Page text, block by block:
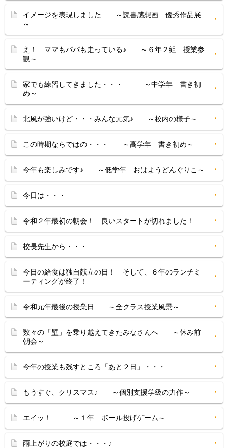
イメージを表現しました ～読書感想画 優秀作品展
～
え！ ママもパパも走っている♪ ～６年２組 授業参
観～
家でも練習してきました・・・ ～中学年 書き初
め～
北風が強いけど・・・みんな元気♪ ～校内の様子～
この時期ならではの・・・ ～高学年 書き初め～
今年も楽しみです♪ ～低学年 おはようどんぐりこ～
今日は・・・
令和２年最初の朝会！ 良いスタートが切れました！
校長先生から・・・
今日の給食は独自献立の日！ そして、６年のランチミ
ーティングが終了！
令和元年最後の授業日 ～全クラス授業風景～
数々の「壁」を乗り越えてきたみなさんへ ～休み前
朝会～
今年の授業も残すところ「あと２日」・・・
もうすぐ、クリスマス♪ ～個別支援学級の力作～
エイッ！ ～１年 ボール投げゲーム～
雨上がりの校庭では・・・♪